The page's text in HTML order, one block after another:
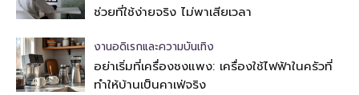
ช่วยที่ใช้ง่ายจริง ไม่พาเสียเวลา
งานอดิเรกและความบันเทิง
อย่าเริ่มที่เครื่องชงแพง: เครื่องใช้ไฟฟ้าในครัวที่
ทำให้บ้านเป็นคาเฟ่จริง